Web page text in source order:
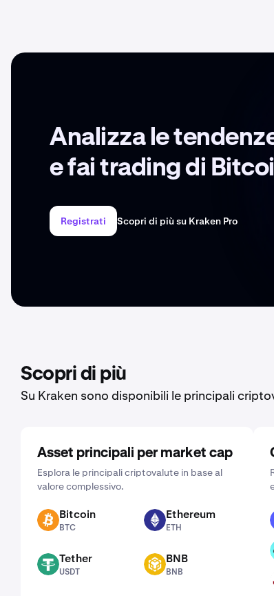
Analizza le
e fai trading di
Registrati Scopri di più su Kraken Pro
Scopri di più
Su Kraken sono disponibili le principali
Asset principali per market cap
Esplora le principali criptovalute in base al
valore complessivo.
BTC Bitcoin
BTC
ETH Ethereum
ETH
USDT Tether
USDT
BNB BNB
BNB